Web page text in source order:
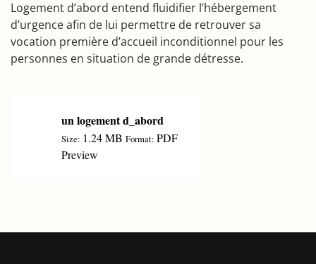
Logement d’abord entend fluidifier l’hébergement
d’urgence afin de lui permettre de retrouver sa
vocation première d’accueil inconditionnel pour les
personnes en situation de grande détresse.
un logement d_abord
Size: 1.24 MB Format: PDF
Preview